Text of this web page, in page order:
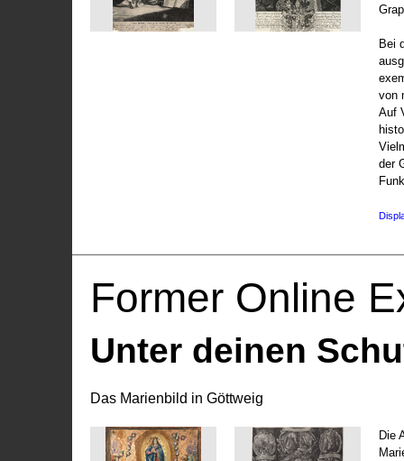
Bei
von
Auf
der
Former Online
Unter deinen
Das Marienbild in Göttweig
Die